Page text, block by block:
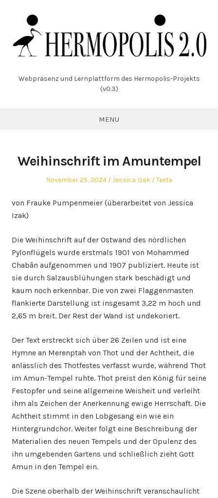
Webpräsenz und Lernplattform des Hermopolis-Projekts
(v0.3)
MENU
Weihinschrift im Amuntempel
Posted
November 25, 2024 Author
Jessica Izak
Posted
Texte
von Frauke Pumpenmeier (überarbeitet von Jessica
Izak)
Die Weihinschrift auf der Ostwand des nördlichen
Pylonflügels wurde erstmals 1901 von Mohammed
Chabân aufgenommen und 1907 publiziert. Heute ist
sie durch Salzausblühungen stark beschädigt und
kaum noch erkennbar. Die von zwei Flaggenmasten
flankierte Darstellung ist insgesamt 3,22 m hoch und
2,65 m breit. Der Rest der Wand ist undekoriert.
Der Text erstreckt sich über 26 Zeilen und ist eine
Hymne an Merenptah von Thot und der Achtheit, die
anlässlich des Thotfestes verfasst wurde, während Thot
im Amun-Tempel ruhte. Thot preist den König für seine
Festopfer und seine allgemeine Weisheit und verleiht
ihm als Zeichen der Anerkennung ewige Herrschaft. Die
Achtheit stimmt in den Lobgesang ein wie ein
Hintergrundchor. Weiter folgt eine Beschreibung der
Materialien des neuen Tempels und der Opulenz des
ihn umgebenden Gartens und schließlich zieht Gott
Amun in den Tempel ein.
Die Szene oberhalb der Weihinschrift veranschaulicht